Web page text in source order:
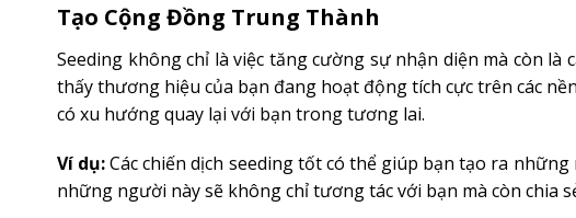
Tạo Cộng Đồng Trung Thành
Seeding không chỉ là việc tăng cường sự nhận diện mà còn
thấy thương hiệu của bạn đang hoạt động tích cực trên các
có xu hướng quay lại với bạn trong tương lai.
Ví dụ:Các chiến dịch seeding tốt có thể giúp bạn tạo ra
những người này sẽ không chỉ tương tác với bạn mà còn chia